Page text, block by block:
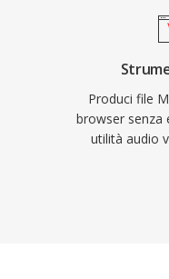
Produci file
browser senza
utilità audio